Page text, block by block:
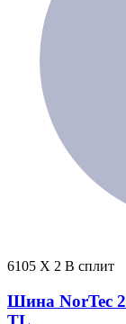
6105 X 2 В сплит
Шина NorTec